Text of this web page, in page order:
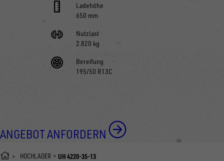
Ladehöhe
650 mm
Nutzlast
2.820 kg
Bereifung
195/50 R13C
ANGEBOT ANFORDERN
HOCHLADER UH 4220-35-13